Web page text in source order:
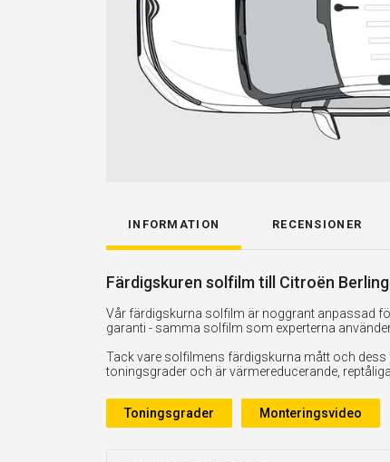
INFORMATION RECENSIONER
Färdigskuren solfilm till Citroën
Vår färdigskurna solfilm är noggrant anpassad
garanti - samma solfilm som experterna
Tack vare solfilmens färdigskurna mått och
toningsgrader och är värmereducerande,
Toningsgrader Monteringsvideo